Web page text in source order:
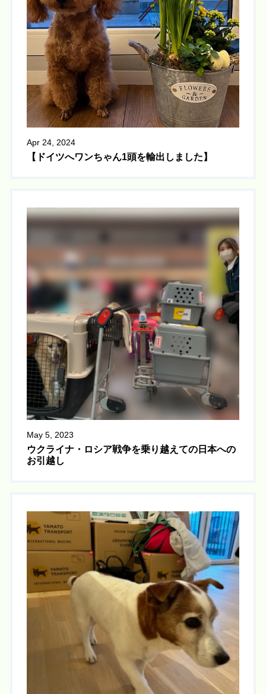
Apr 24, 2024
【ドイツへワンちゃん1頭を輸出しました】
May 5, 2023
ウクライナ・ロシア戦争を乗り越えての日本への
お引越し